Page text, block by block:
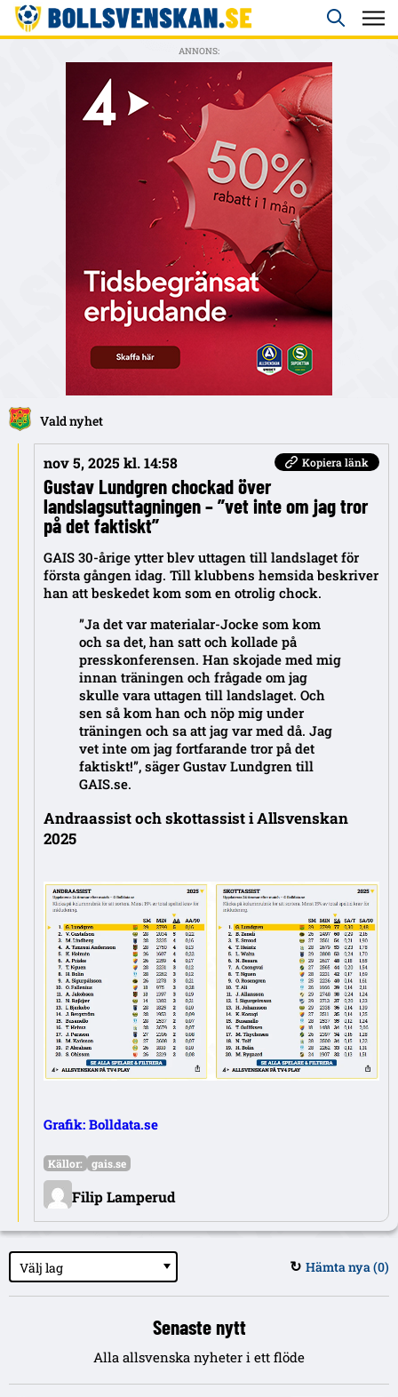
ANNONS:
Vald nyhet
nov 5, 2025 kl. 14:58 Kopiera länk
Gustav Lundgren chockad över
landslagsuttagningen – ”vet inte om jag tror
på det faktiskt”
GAIS 30-årige ytter blev uttagen till landslaget för
första gången idag. Till klubbens hemsida beskriver
han att beskedet kom som en otrolig chock.
”Ja det var materialar-Jocke som kom
och sa det, han satt och kollade på
presskonferensen. Han skojade med mig
innan träningen och frågade om jag
skulle vara uttagen till landslaget. Och
sen så kom han och nöp mig under
träningen och sa att jag var med då. Jag
vet inte om jag fortfarande tror på det
faktiskt!”, säger Gustav Lundgren till
GAIS.se.
Andraassist och skottassist i Allsvenskan
2025
Grafik: Bolldata.se
Filip Lamperud
Källor: gais.se
Välj lag ↻ Hämta nya (0)
Senaste nytt
Alla allsvenska nyheter i ett flöde